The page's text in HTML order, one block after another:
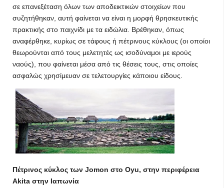
σε επανεξέταση όλων των αποδεικτικών στοιχείων που
συζητήθηκαν, αυτή φαίνεται να είναι η μορφή θρησκευτικής
πρακτικής στο παιχνίδι με τα ειδώλια. Βρέθηκαν, όπως
αναφέρθηκε, κυρίως σε τάφους ή πέτρινους κύκλους (οι οποίοι
θεωρούνται από τους μελετητές ως ισοδύναμοι με ιερούς
ναούς), που φαίνεται μέσα από τις θέσεις τους, στις οποίες
ασφαλώς χρησίμευαν σε τελετουργίες κάποιου είδους.
Πέτρινος κύκλος των Jomon στο Oyu, στην περιφέρεια
Akita στην Ιαπωνία